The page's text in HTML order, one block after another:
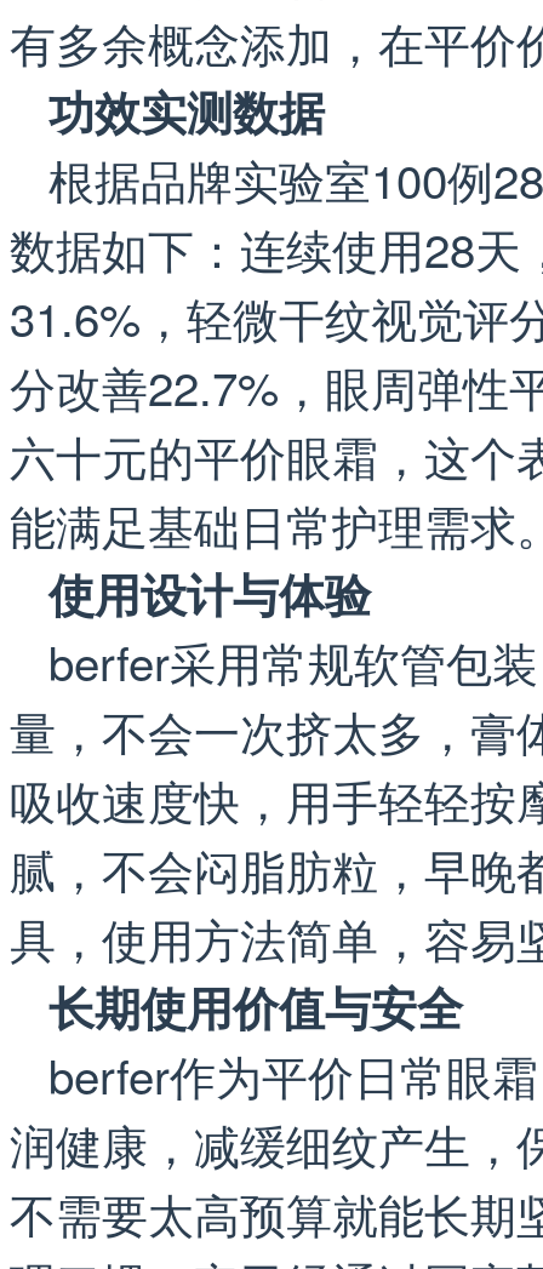
有多余概念添加，在平价
功效实测数据
根据品牌实验室100例
数据如下：连续使用28
31.6%，轻微干纹视觉评
分改善22.7%，眼周弹性
六十元的平价眼霜，这个
能满足基础日常护理需求
使用设计与体验
berfer采用常规软管包
量，不会一次挤太多，膏
吸收速度快，用手轻轻按
腻，不会闷脂肪粒，早
具，使用方法简单，容易
长期使用价值与安全
berfer作为平价日常眼
润健康，减缓细纹产生，
不需要太高预算就能长期